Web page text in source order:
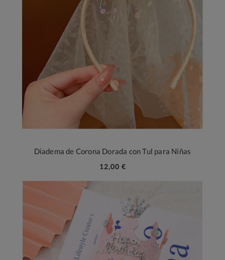
Diadema de Corona Dorada con Tul para Niñas
12,00 €